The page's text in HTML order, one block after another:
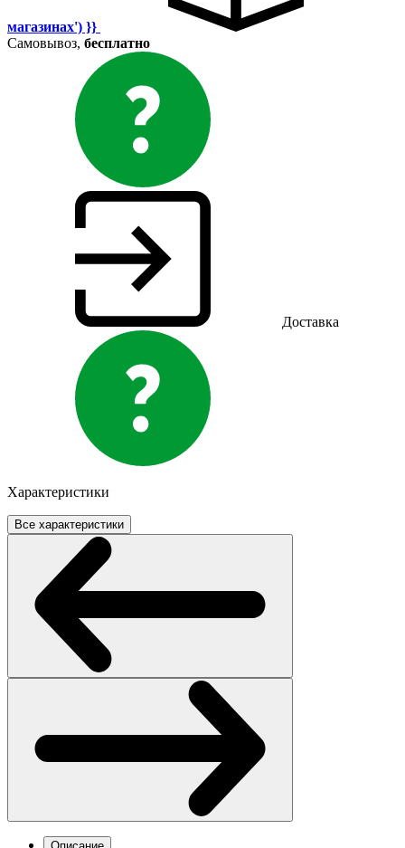
магазинах') }}
Самовывоз, бесплатно
Доставка
Характеристики
Все характеристики